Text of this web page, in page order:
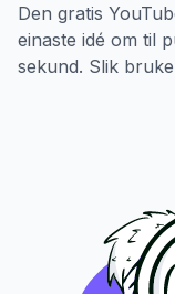
Den gratis
einaste idé om til
sekund. Slik